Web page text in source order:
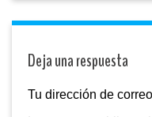
Deja una respuesta
Tu dirección de